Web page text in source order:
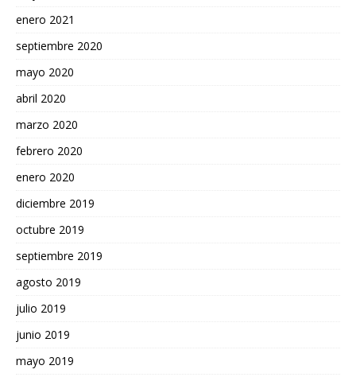
enero 2021
septiembre 2020
mayo 2020
abril 2020
marzo 2020
febrero 2020
enero 2020
diciembre 2019
octubre 2019
septiembre 2019
agosto 2019
julio 2019
junio 2019
mayo 2019